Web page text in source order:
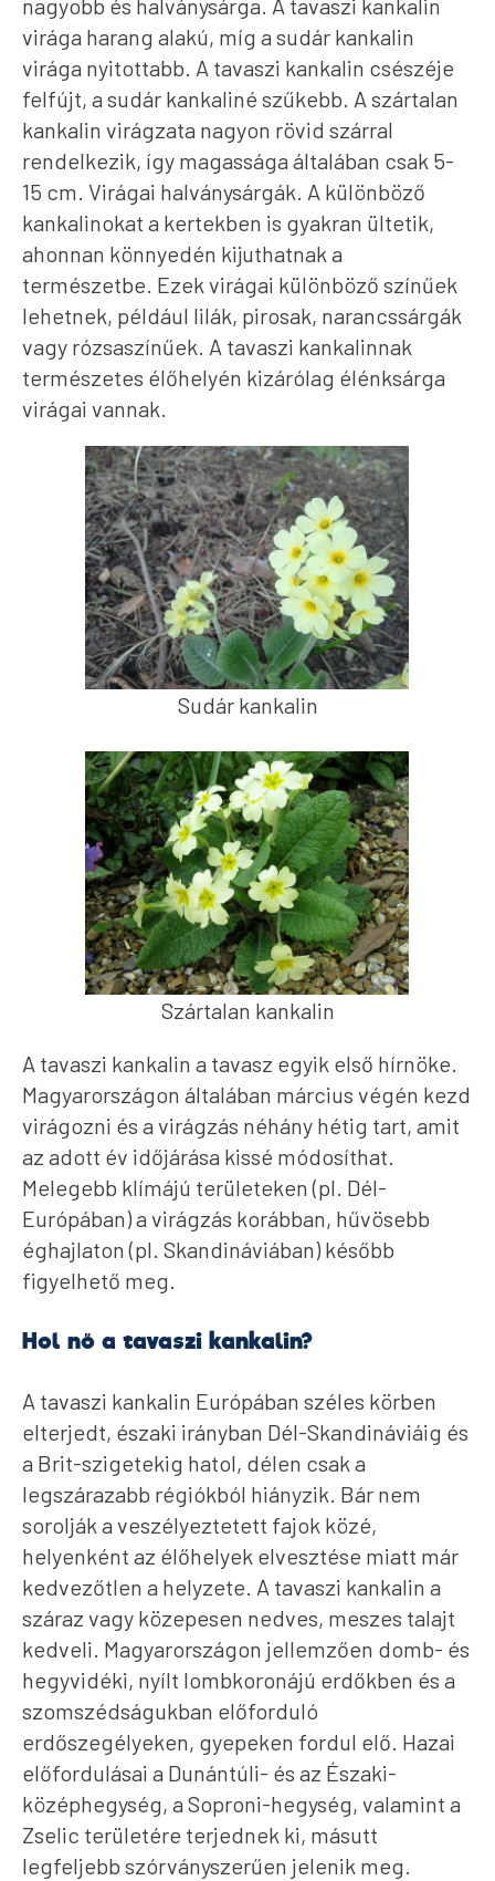
nagyobb és halványsárga. A tavaszi kankalin
virága harang alakú, míg a sudár kankalin
virága nyitottabb. A tavaszi kankalin csészéje
felfújt, a sudár kankaliné szűkebb. A szártalan
kankalin virágzata nagyon rövid szárral
rendelkezik, így magassága általában csak 5-
15 cm. Virágai halványsárgák. A különböző
kankalinokat a kertekben is gyakran ültetik,
ahonnan könnyedén kijuthatnak a
természetbe. Ezek virágai különböző színűek
lehetnek, például lilák, pirosak, narancssárgák
vagy rózsaszínűek. A tavaszi kankalinnak
természetes élőhelyén kizárólag élénksárga
virágai vannak.
Sudár kankalin
Szártalan kankalin
A tavaszi kankalin a tavasz egyik első hírnöke.
Magyarországon általában március végén kezd
virágozni és a virágzás néhány hétig tart, amit
az adott év időjárása kissé módosíthat.
Melegebb klímájú területeken (pl. Dél-
Európában) a virágzás korábban, hűvösebb
éghajlaton (pl. Skandináviában) később
figyelhető meg.
Hol nő a tavaszi kankalin?
A tavaszi kankalin Európában széles körben
elterjedt, északi irányban Dél-Skandináviáig és
a Brit-szigetekig hatol, délen csak a
legszárazabb régiókból hiányzik. Bár nem
sorolják a veszélyeztetett fajok közé,
helyenként az élőhelyek elvesztése miatt már
kedvezőtlen a helyzete. A tavaszi kankalin a
száraz vagy közepesen nedves, meszes talajt
kedveli. Magyarországon jellemzően domb- és
hegyvidéki, nyílt lombkoronájú erdőkben és a
szomszédságukban előforduló
erdőszegélyeken, gyepeken fordul elő. Hazai
előfordulásai a Dunántúli- és az Északi-
középhegység, a Soproni-hegység, valamint a
Zselic területére terjednek ki, másutt
legfeljebb szórványszerűen jelenik meg.